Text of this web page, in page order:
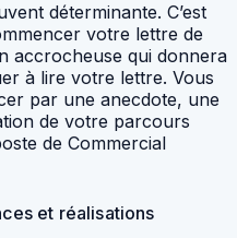
déterminante. C’est
votre lettre de
accrocheuse qui donnera
à lire votre lettre. Vous
par une anecdote, une
de votre parcours
de Commercial
et réalisations